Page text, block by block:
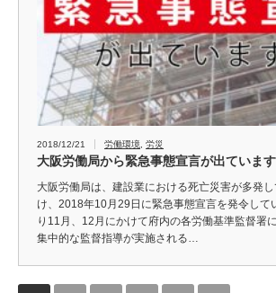
2018/12/21 労働環境 労災
大阪労働局から緊急事態宣言が出ています
大阪労働局は、建設業における死亡災害が多発
け、2018年10月29日に緊急事態宣言を発令して
り11月、12月にかけて府内の各労働基準監督署
集中的な監督指導が実施される…